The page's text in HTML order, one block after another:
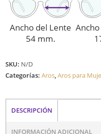
Ancho del Lente
54 mm.
SKU: N/D
Categorías:Aros,Aros para
DESCRIPCIÓN
INFORMACIÓN ADICIONAL